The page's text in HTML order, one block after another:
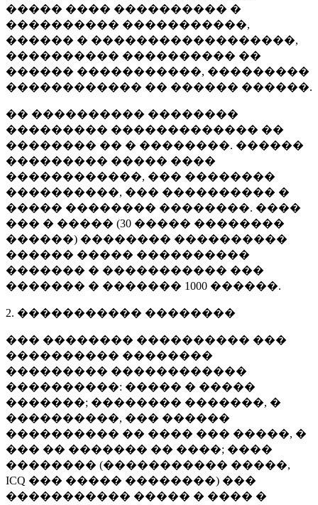
����� ���� ���������� �
���������� �����������,
������ � ������������������,
���������� ���������� ��
������ �����������, ���������
������������ �� ������ ������.
�� ���������� ��������
��������� ������������� ��
�������� �� � ��������. ������
��������� ����� ����
������������, ��� ��������
����������, ��� ���������� �
����� �������� ��������. ����
��� � ����� (30 ����� ��������
������) �������� ����������
������ ����� ����������
������� � ����������� ���
������� � ������� 1000 ������.
2. ����������� ��������
��� �������� ���������� ���
���������� ��������
��������� ������������
����������: ����� � �����
�������; �������� �������, �
����������, ��� ������
���������� �� ���� ��� �����, �
��� �� ������� �� ����; ����
�������� (����������� �����,
ICQ ��� ����� ��������) ���
����������� ����� � ���� �